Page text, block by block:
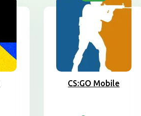
CS:GO Mobile